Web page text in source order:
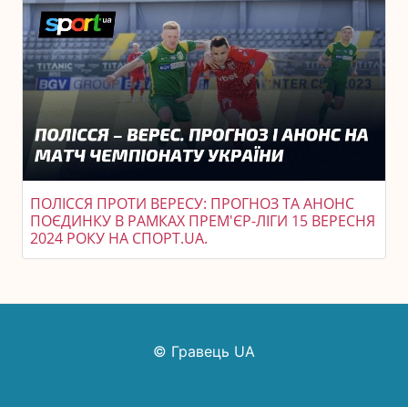
ПОЛІССЯ ПРОТИ ВЕРЕСУ: ПРОГНОЗ ТА АНОНС
ПОЄДИНКУ В РАМКАХ ПРЕМ'ЄР-ЛІГИ 15 ВЕРЕСНЯ
2024 РОКУ НА СПОРТ.UA.
© Гравець UA